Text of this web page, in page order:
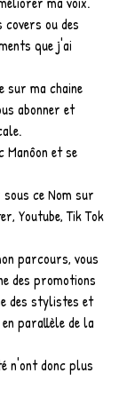
ou des
que j'ai
sur ma chaine
abonner et
Manôon et se
ce Nom sur
Youtube, Tik Tok
parcours, vous
des promotions
des stylistes et
parallèle de la
n'ont donc plus